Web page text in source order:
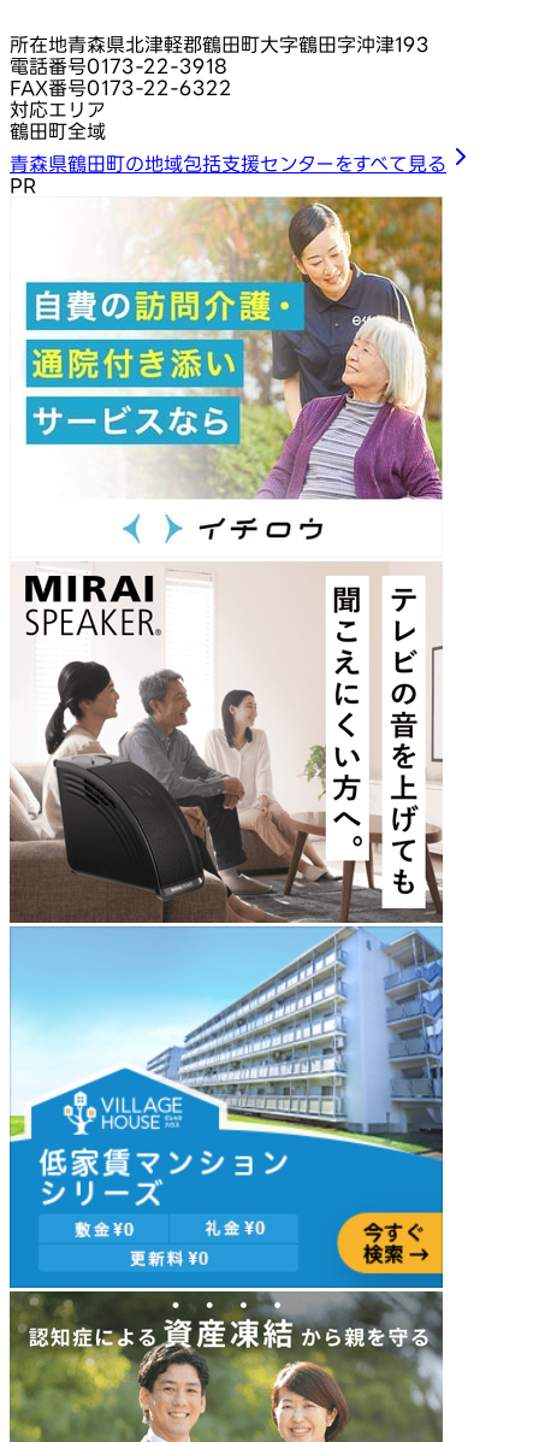
所在地青森県北津軽郡鶴田町大字鶴田字沖津193
電話番号0173-22-3918
FAX番号0173-22-6322
対応エリア
鶴田町全域
青森県鶴田町の地域包括支援センターをすべて見る
PR